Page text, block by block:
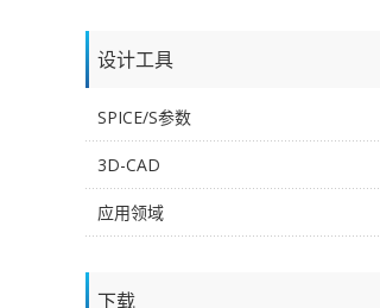
设计工具
SPICE/S参数
3D-CAD
应用领域
下载